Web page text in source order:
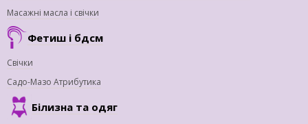
Масажні масла і свічки
Фетиш і бдсм
Свічки
Садо-Мазо Атрибутика
Білизна та одяг